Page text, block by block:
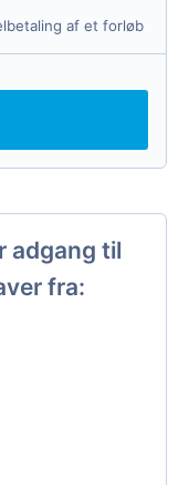
af et forløb
adgang til
fra: